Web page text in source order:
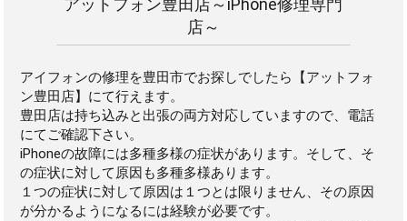
アットフォン豊田店～iPhone修理専門
店～
アイフォンの修理を豊田市でお探しでしたら【アットフォ
ン豊田店】にて行えます。
豊田店は持ち込みと出張の両方対応していますので、電話
にてご確認下さい。
iPhoneの故障には多種多様の症状があります。そして、そ
の症状に対して原因も多種多様あります。
１つの症状に対して原因は１つとは限りません、その原因
が分かるようになるには経験が必要です。